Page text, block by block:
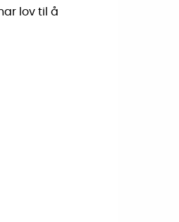
lov til å